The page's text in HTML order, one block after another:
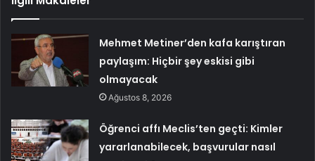
Mehmet Metiner’den kafa karıştıran
paylaşım: Hiçbir şey eskisi gibi
olmayacak
Ağustos 8, 2026
Öğrenci affı Meclis’ten geçti: Kimler
yararlanabilecek, başvurular nasıl